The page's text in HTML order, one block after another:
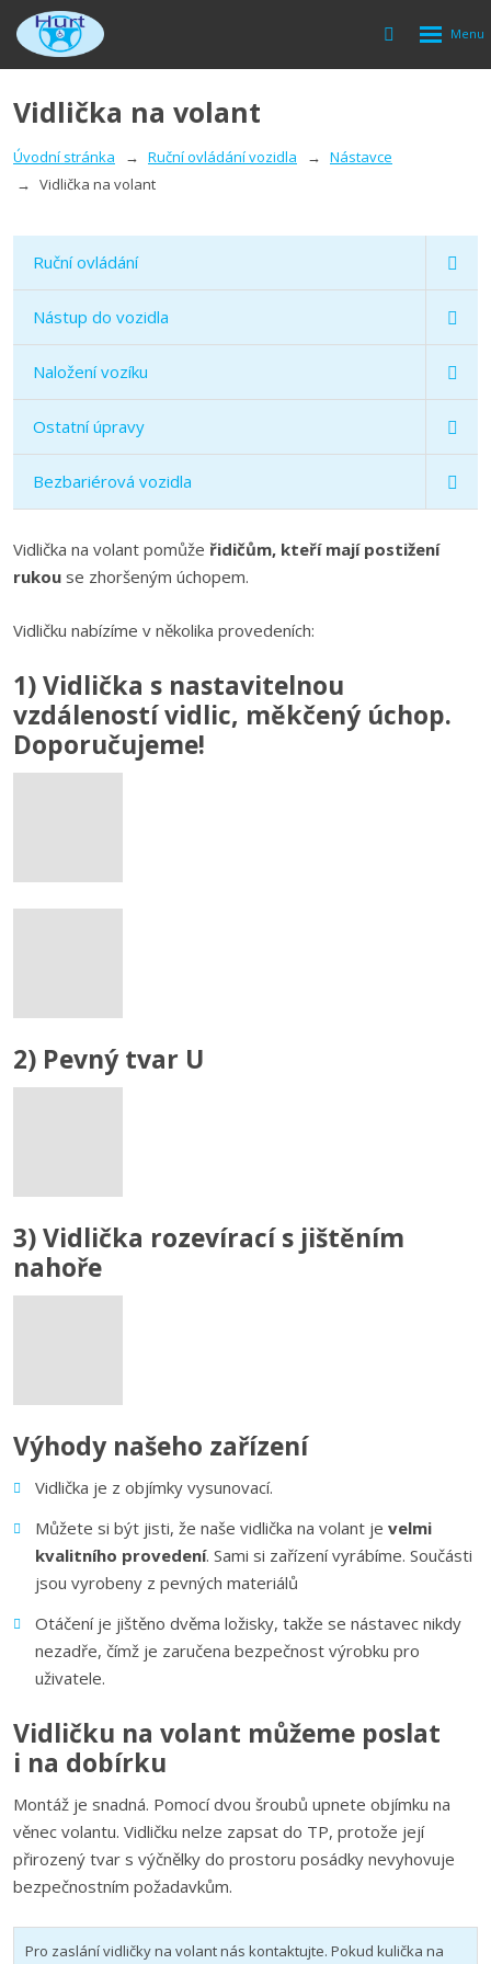
Vyhledávání
Rozbalení
Vidlička na volant
Úvodní stránka Ruční ovládání vozidla
Nástavce
Vidlička na volant
Ruční ovládání
Nástup do vozidla
Naložení vozíku
Ostatní úpravy
Bezbariérová vozidla
Vidlička na volant pomůže řidičům, kteří mají postižení
rukou se zhoršeným úchopem.
Vidličku nabízíme v několika provedeních:
1) Vidlička s nastavitelnou
vzdáleností vidlic, měkčený úchop.
Doporučujeme!
2) Pevný tvar U
3) Vidlička rozevírací s jištěním
nahoře
Výhody našeho zařízení
Vidlička je z objímky vysunovací.
Můžete si být jisti, že naše vidlička na volant je velmi
kvalitního provedení. Sami si zařízení vyrábíme. Součásti
jsou vyrobeny z pevných materiálů
Otáčení je jištěno dvěma ložisky, takže se nástavec nikdy
nezadře, čímž je zaručena bezpečnost výrobku pro
uživatele.
Vidličku na volant můžeme poslat
i na dobírku
Montáž je snadná. Pomocí dvou šroubů upnete objímku na
věnec volantu. Vidličku nelze zapsat do TP, protože její
přirozený tvar s výčnělky do prostoru posádky nevyhovuje
bezpečnostním požadavkům.
Pro zaslání vidličky na volant nás kontaktujte. Pokud kulička na